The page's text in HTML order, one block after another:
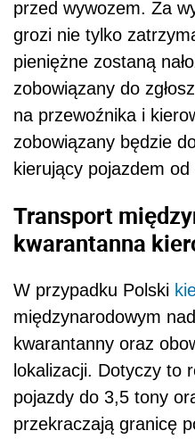
przed wywozem. Za
grozi nie tylko
pieniężne zostaną
zobowiązany do
na przewoźnika i
zobowiązany będzie
kierujący pojazdem od
Transport
kwarantanna
W przypadku Polski
międzynarodowym
kwarantanny oraz
lokalizacji. Dotyczy to
pojazdy do 3,5 tony
przekraczają granicę